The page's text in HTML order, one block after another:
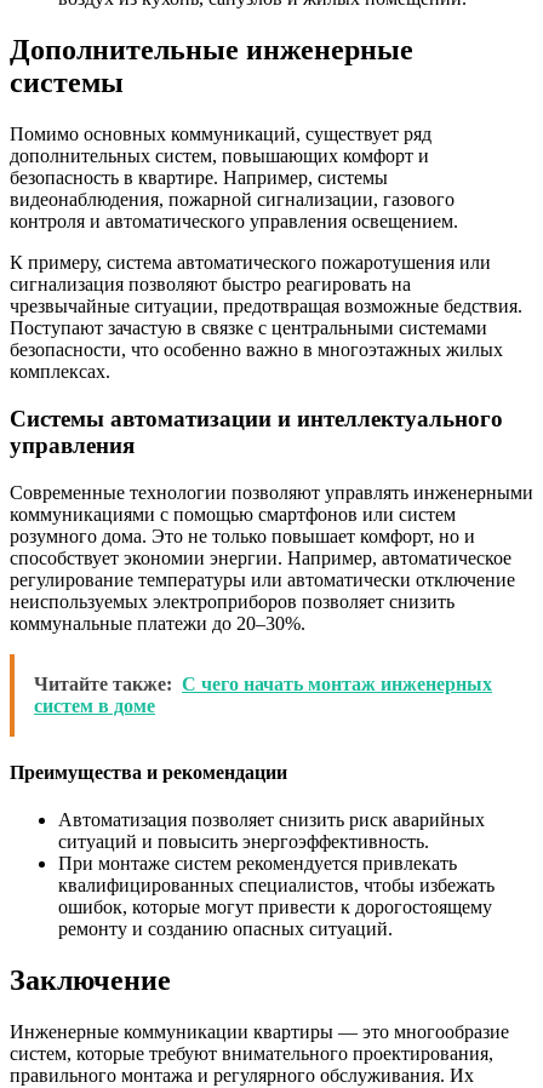
Дополнительные инженерные
системы
Помимо основных коммуникаций, существует ряд
дополнительных систем, повышающих комфорт и
безопасность в квартире. Например, системы
видеонаблюдения, пожарной сигнализации, газового
контроля и автоматического управления освещением.
К примеру, система автоматического пожаротушения или
сигнализация позволяют быстро реагировать на
чрезвычайные ситуации, предотвращая возможные бедствия.
Поступают зачастую в связке с центральными системами
безопасности, что особенно важно в многоэтажных жилых
комплексах.
Системы автоматизации и интеллектуального
управления
Современные технологии позволяют управлять инженерными
коммуникациями с помощью смартфонов или систем
розумного дома. Это не только повышает комфорт, но и
способствует экономии энергии. Например, автоматическое
регулирование температуры или автоматически отключение
неиспользуемых электроприборов позволяет снизить
коммунальные платежи до 20–30%.
Читайте также: С чего начать монтаж инженерных
систем в доме
Преимущества и рекомендации
Автоматизация позволяет снизить риск аварийных
ситуаций и повысить энергоэффективность.
При монтаже систем рекомендуется привлекать
квалифицированных специалистов, чтобы избежать
ошибок, которые могут привести к дорогостоящему
ремонту и созданию опасных ситуаций.
Заключение
Инженерные коммуникации квартиры — это многообразие
систем, которые требуют внимательного проектирования,
правильного монтажа и регулярного обслуживания. Их